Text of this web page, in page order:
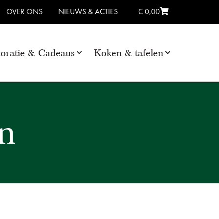
OVER ONS NIEUWS & ACTIES € 0,00
& Cadeaus Koken & tafelen